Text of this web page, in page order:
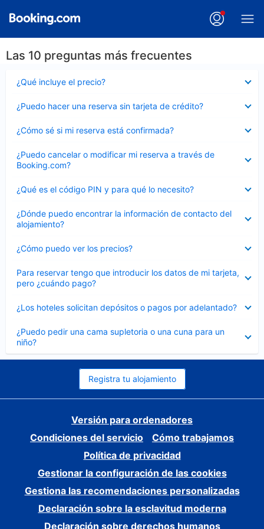
Las 10 preguntas más frecuentes
¿Qué incluye el precio?
cerrado
¿Puedo hacer una reserva sin tarjeta de crédito?
cerrado
¿Cómo sé si mi reserva está confirmada?
cerrado
¿Puedo cancelar o modificar mi reserva a través de
Booking.com?
cerrado
¿Qué es el código PIN y para qué lo necesito?
cerrado
¿Dónde puedo encontrar la información de contacto del
alojamiento?
cerrado
¿Cómo puedo ver los precios?
cerrado
Para reservar tengo que introducir los datos de mi tarjeta,
pero ¿cuándo pago?
cerrado
¿Los hoteles solicitan depósitos o pagos por adelantado?
cerrado
¿Puedo pedir una cama supletoria o una cuna para un
niño?
cerrado
Registra tu alojamiento
Versión para ordenadores
Condiciones del servicio
Cómo trabajamos
Política de privacidad
Gestionar la configuración de las cookies
Gestiona las recomendaciones personalizadas
Declaración sobre la esclavitud moderna
Declaración sobre derechos humanos